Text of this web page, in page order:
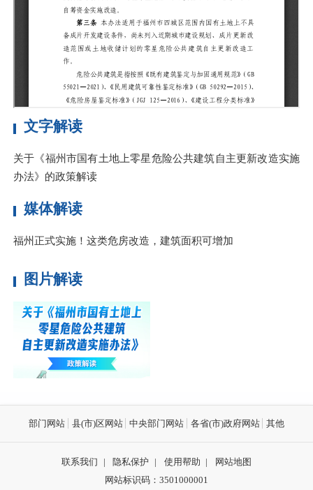
文字解读
关于《福州市国有土地上零星危险公共建筑自主更新改造实施
办法》的政策解读
媒体解读
福州正式实施！这类危房改造，建筑面积可增加
图片解读
部门网站 县(市)区网站 中央部门网站 各省(市)政府网站 其他
联系我们 | 隐私保护 | 使用帮助 |
网站地图
网站标识码：3501000001